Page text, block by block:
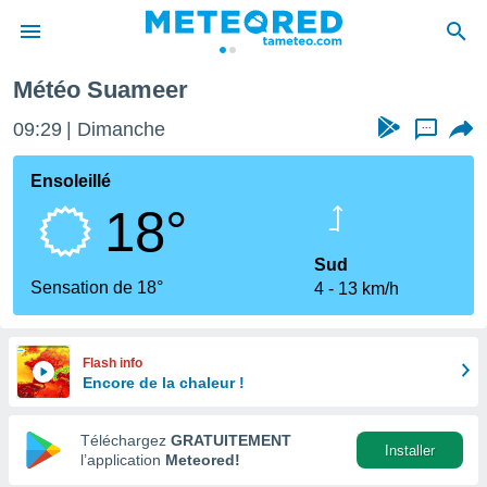
de
en
Météo Suameer
09:29 Dimanche ...
Ensoleillé
18°
Sensation de 18°
Sud
4
13 km/h
Flash info
Encore de la chaleur !
Téléchargez GRATUITEMENT
l’application Meteored!
Installer